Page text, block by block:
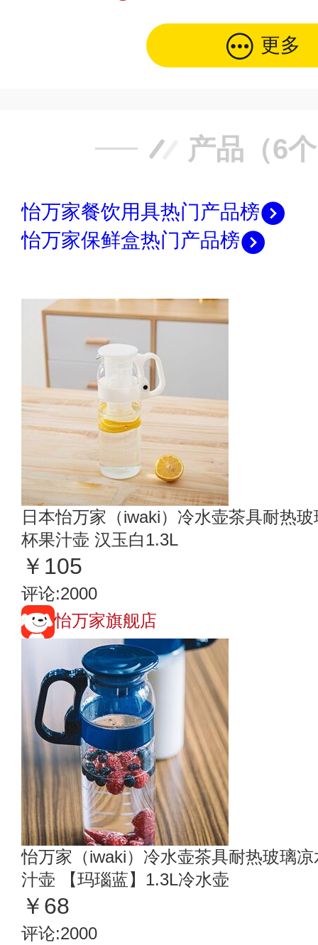
更多
产品（6
怡万家餐饮用具热门产品榜
怡万家保鲜盒热门产品榜
日本怡万家（iwaki）冷水壶茶具耐热
杯果汁壶 汉玉白1.3L
￥105
评论:2000
怡万家旗舰店
怡万家（iwaki）冷水壶茶具耐热玻璃
汁壶 【玛瑙蓝】1.3L冷水壶
￥68
评论:2000